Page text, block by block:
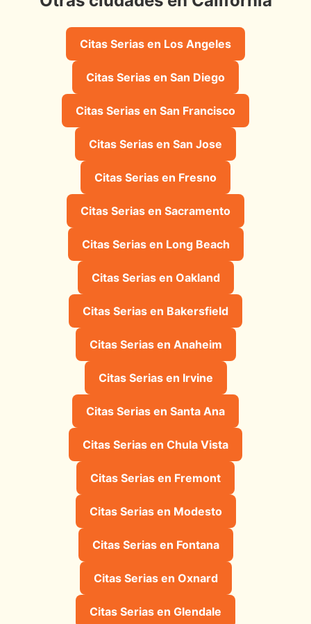
Citas Serias en Los Angeles
Citas Serias en San Diego
Citas Serias en San Francisco
Citas Serias en San Jose
Citas Serias en Fresno
Citas Serias en Sacramento
Citas Serias en Long Beach
Citas Serias en Oakland
Citas Serias en Bakersfield
Citas Serias en Anaheim
Citas Serias en Irvine
Citas Serias en Santa Ana
Citas Serias en Chula Vista
Citas Serias en Fremont
Citas Serias en Modesto
Citas Serias en Fontana
Citas Serias en Oxnard
Citas Serias en Glendale